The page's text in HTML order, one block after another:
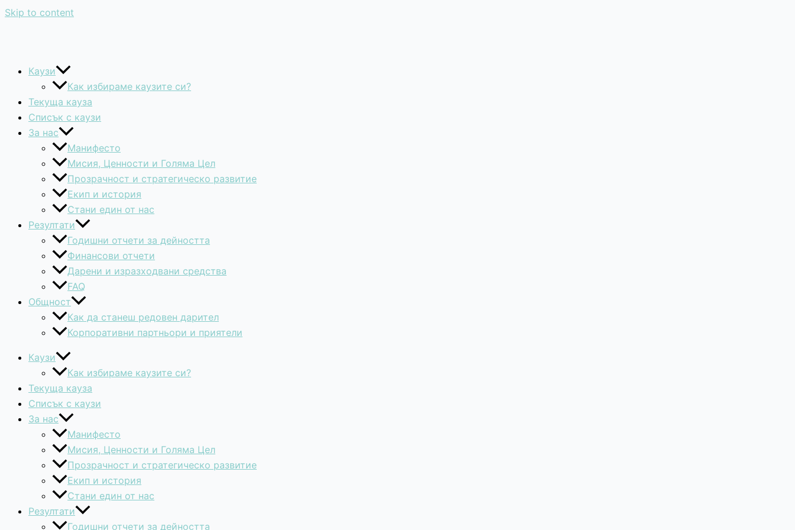
Skip to content
Каузи
Как избираме каузите си?
Текуща кауза
Списък с каузи
За нас
Манифесто
Мисия, Ценности и Голяма Цел
Прозрачност и стратегическо развитие
Екип и история
Стани един от нас
Резултати
Годишни отчети за дейността
Финансови отчети
Дарени и изразходвани средства
FAQ
Общност
Как да станеш редовен дарител
Корпоративни партньори и приятели
Каузи
Как избираме каузите си?
Текуща кауза
Списък с каузи
За нас
Манифесто
Мисия, Ценности и Голяма Цел
Прозрачност и стратегическо развитие
Екип и история
Стани един от нас
Резултати
Годишни отчети за дейността